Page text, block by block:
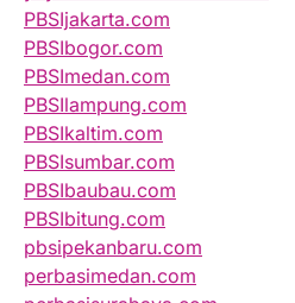
PBSIjakarta.com
PBSIbogor.com
PBSImedan.com
PBSIlampung.com
PBSIkaltim.com
PBSIsumbar.com
PBSIbaubau.com
PBSIbitung.com
pbsipekanbaru.com
perbasimedan.com